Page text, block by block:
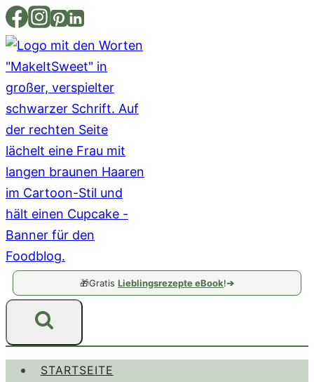
Zum
Inhalt
springen
🎁Gratis Lieblingsrezepte eBook!➔
STARTSEITE